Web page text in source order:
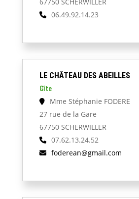
06.49.92.14.23
LE CHÂTEAU DES ABEILLES
Gîte
Mme Stéphanie FODERE
27 rue de la Gare
67750 SCHERWILLER
07.62.13.24.52
foderean@gmail.com